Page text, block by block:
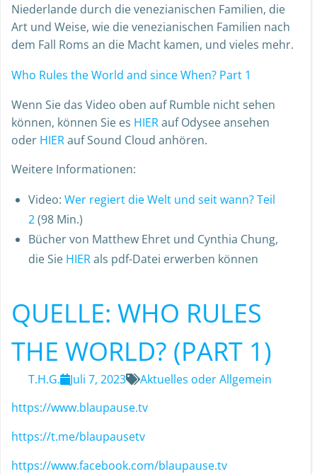
Niederlande durch die venezianischen Familien, die
Art und Weise, wie die venezianischen Familien nach
dem Fall Roms an die Macht kamen, und vieles mehr.
Who Rules the World and since When? Part 1
Wenn Sie das Video oben auf Rumble nicht sehen
können, können Sie es HIERauf Odysee ansehen
oder HIERauf Sound Cloud anhören.
Weitere Informationen:
Video: Wer regiert die Welt und seit wann? Teil
2(98 Min.)
Bücher von Matthew Ehret und Cynthia Chung,
die Sie HIERals pdf-Datei erwerben können
QUELLE: WHO RULES
THE WORLD? (PART 1)
T.H.G. Juli 7, 2023
Aktuelles oder Allgemein
https://www.blaupause.tv
https://t.me/blaupausetv
https://www.facebook.com/blaupause.tv